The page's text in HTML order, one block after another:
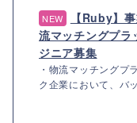
NEW
【Ruby】
流マッチングプラ
ジニア募集
・物流マッチングプ
ク企業において、バ